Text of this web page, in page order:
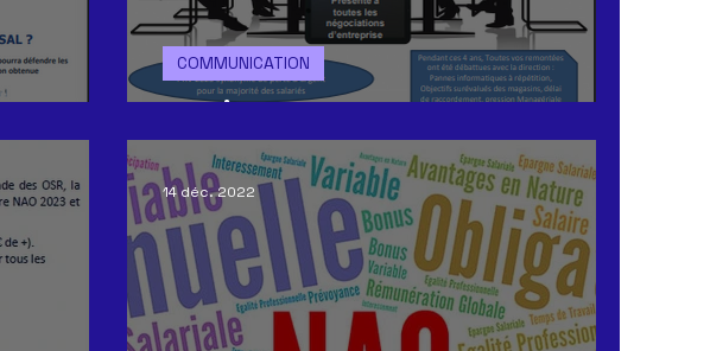
Toujours la pour vous !!
COMMUNICATION
14 déc. 2022